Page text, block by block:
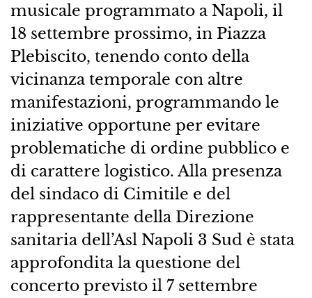
musicale programmato a Napoli, il
18 settembre prossimo, in Piazza
Plebiscito, tenendo conto della
vicinanza temporale con altre
manifestazioni, programmando le
iniziative opportune per evitare
problematiche di ordine pubblico e
di carattere logistico. Alla presenza
del sindaco di Cimitile e del
rappresentante della Direzione
sanitaria dell’Asl Napoli 3 Sud è stata
approfondita la questione del
concerto previsto il 7 settembre